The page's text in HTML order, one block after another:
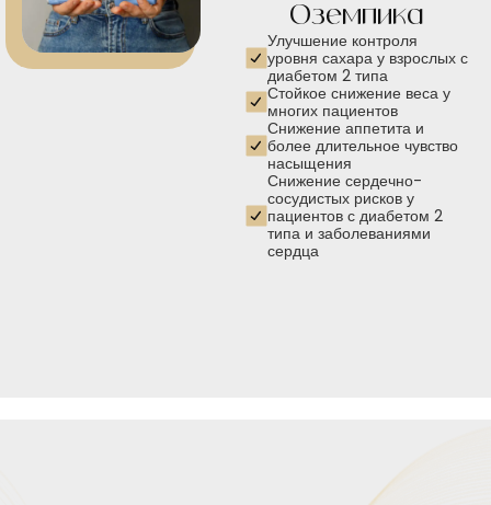
Оземпика
Улучшение контроля
уровня сахара у взрослых с
диабетом 2 типа
Стойкое снижение веса у
многих пациентов
Снижение аппетита и
более длительное чувство
насыщения
Снижение сердечно-
сосудистых рисков у
пациентов с диабетом 2
типа и заболеваниями
сердца